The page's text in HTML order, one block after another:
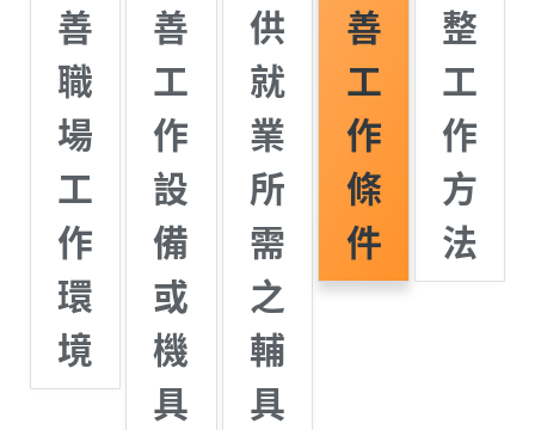
善
職
場
工
作
環
境
善
工
作
設
備
或
機
具
供
就
業
所
需
之
輔
具
善
工
作
條
件
整
工
作
方
法